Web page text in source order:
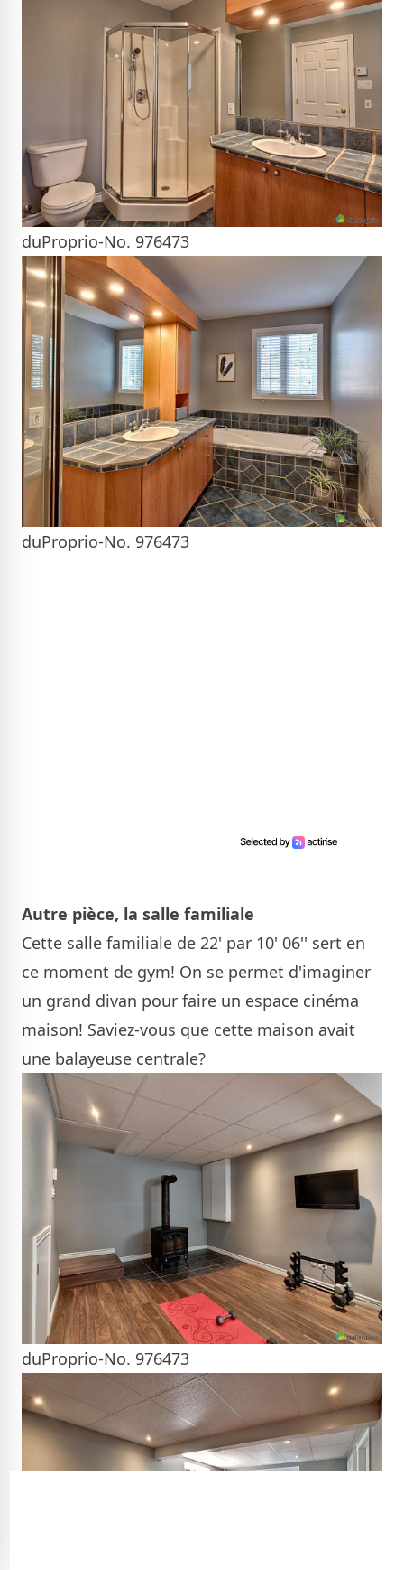
duProprio-No. 976473
duProprio-No. 976473
Autre pièce, la salle familiale
Cette salle familiale de 22' par 10' 06'' sert en
ce moment de gym! On se permet d'imaginer
un grand divan pour faire un espace cinéma
maison! Saviez-vous que cette maison avait
une balayeuse centrale?
duProprio-No. 976473